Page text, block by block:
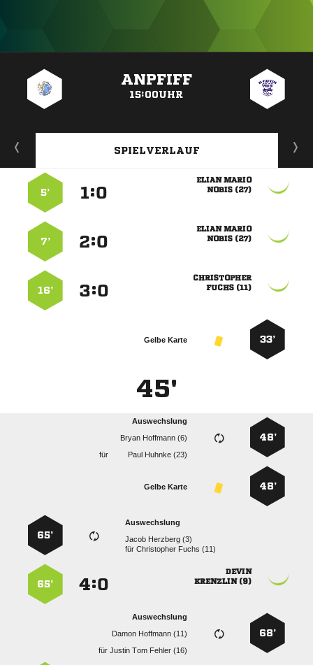
ANPFIFF
15:00UHR
SPIELVERLAUF
 
 
:
5’
 
 
:
7’

 
:
16’
33’
Gelbe Karte
45'
48’
Auswechslung
  
für
  
48’
Gelbe Karte
Auswechslung
  
für  
65’

 
:
65’
68’
Auswechslung
  
für   